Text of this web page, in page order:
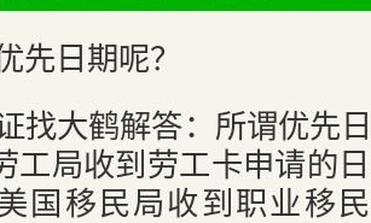
先日期呢？
找大鹤解答：所谓优先
工局收到劳工卡申请的
国移民局收到职业移